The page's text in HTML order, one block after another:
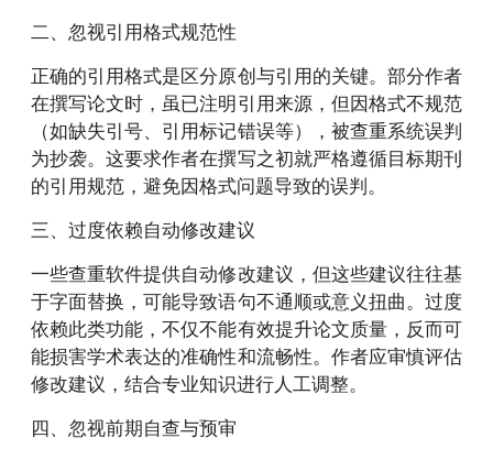
二、忽视引用格式规范性
正确的引用格式是区分原创与引用的关键。部分作者
在撰写论文时，虽已注明引用来源，但因格式不规范
（如缺失引号、引用标记错误等），被查重系统误判
为抄袭。这要求作者在撰写之初就严格遵循目标期刊
的引用规范，避免因格式问题导致的误判。
三、过度依赖自动修改建议
一些查重软件提供自动修改建议，但这些建议往往基
于字面替换，可能导致语句不通顺或意义扭曲。过度
依赖此类功能，不仅不能有效提升论文质量，反而可
能损害学术表达的准确性和流畅性。作者应审慎评估
修改建议，结合专业知识进行人工调整。
四、忽视前期自查与预审